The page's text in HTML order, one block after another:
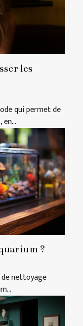
les
qui permet de
?
de nettoyage